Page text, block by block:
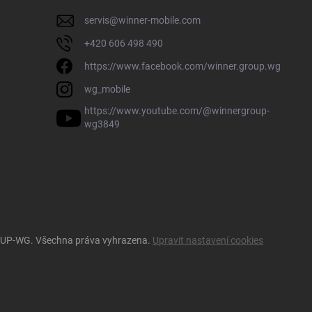
servis@winner-mobile.com
+420 606 498 490
https://www.facebook.com/winner.group.wg
wg_mobile
https://www.youtube.com/@winnergroup-
wg3849
WG. Všechna práva vyhrazena. Upravit nastavení cookies